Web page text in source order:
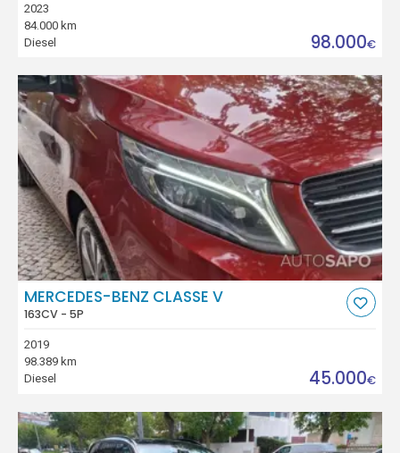
2023
84.000 km
Diesel
98.000€
MERCEDES-BENZ CLASSE V
163CV - 5P
2019
98.389 km
Diesel
45.000€